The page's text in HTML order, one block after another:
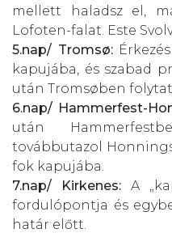
mellett haladsz el,
Lofoten-falat. Este
5.nap/ Tromsø:Érkezés
kapujába, és szabad
után Tromsøben
6.nap/ Hammerfest-
után
továbbutazol
fok kapujába.
7.nap/ Kirkenes:A
fordulópontja és
határ előtt.